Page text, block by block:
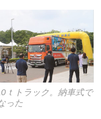
ｔトラック。納車式で
った